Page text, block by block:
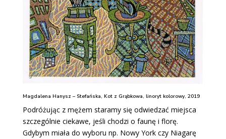
Magdalena Hanysz – Stefańska, Kot z Grąbkowa, linoryt kolorowy, 2019
Podróżując z mężem staramy się odwiedzać miejsca
szczególnie ciekawe, jeśli chodzi o faunę i florę.
Gdybym miała do wyboru np. Nowy York czy Niagarę